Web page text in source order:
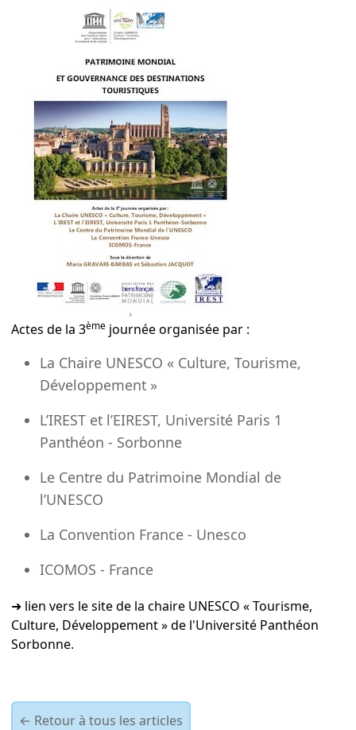
Actes de la 3ème journée organisée par :
La Chaire UNESCO « Culture, Tourisme,
Développement »
L’IREST et l’EIREST, Université Paris 1
Panthéon - Sorbonne
Le Centre du Patrimoine Mondial de
l’UNESCO
La Convention France - Unesco
ICOMOS - France
➜ lien vers le site de la chaire UNESCO « Tourisme,
Culture, Développement » de l'Université Panthéon
Sorbonne.
← Retour à tous les articles